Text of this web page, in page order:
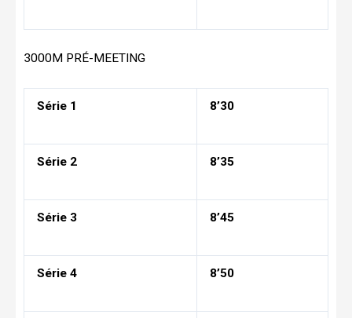
3000M PRÉ-MEETING
Série 1 8’30
Série 2 8’35
Série 3 8’45
Série 4 8’50